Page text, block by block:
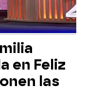
en Feliz
las